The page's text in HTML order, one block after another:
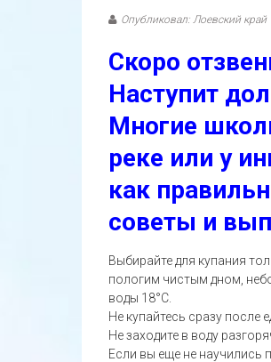
Опубликовал: Лоевский край
Скоро
Наступит
Многие
реке или у
как
советы и
Выбирайте для купания
пологим чистым дном,
воды 18°С.
Не купайтесь сразу после
Не заходите в воду
Если вы еще не научились